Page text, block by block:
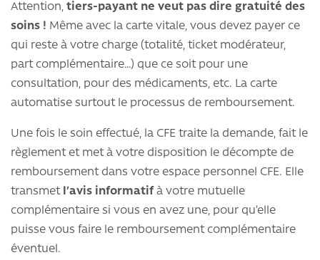
Attention, tiers-payant ne veut pas dire gratuité des
soins ! Même avec la carte vitale, vous devez payer ce
qui reste à votre charge (totalité, ticket modérateur,
part complémentaire…) que ce soit pour une
consultation, pour des médicaments, etc. La carte
automatise surtout le processus de remboursement.
Une fois le soin effectué, la CFE traite la demande, fait le
règlement et met à votre disposition le décompte de
remboursement dans votre espace personnel CFE. Elle
transmet l’avis informatif à votre mutuelle
complémentaire si vous en avez une, pour qu’elle
puisse vous faire le remboursement complémentaire
éventuel.